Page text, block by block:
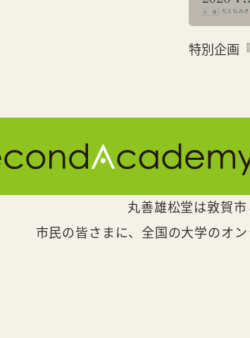
特別企画
丸善雄松堂は敦賀
市民の皆さまに、全国の大学のオ